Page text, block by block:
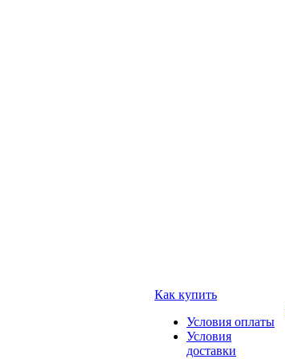
Как купить
Условия оплаты
Условия
доставки